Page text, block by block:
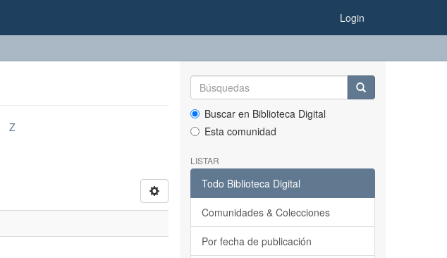
Login
Z
Buscar en Biblioteca Digital
Esta comunidad
LISTAR
Todo Biblioteca Digital
Comunidades & Colecciones
Por fecha de publicación